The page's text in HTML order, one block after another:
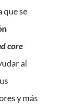
que se
core
al
y más